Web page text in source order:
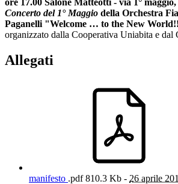
Concerto del 1° Maggio della Orchestra
Paganelli "Welcome … to the New
organizzato dalla Cooperativa Uniabita e dal
Allegati
manifesto .pdf810.3 Kb - 26 aprile